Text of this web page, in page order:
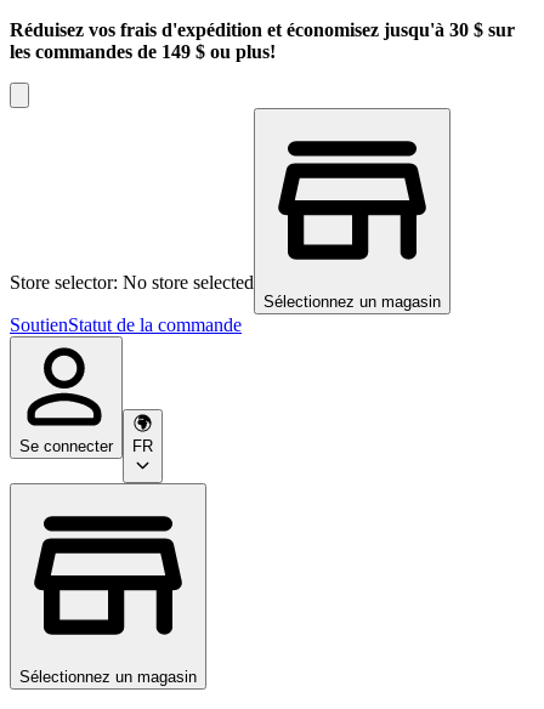
Réduisez vos frais d'expédition et économisez jusqu'à 30 $ sur
les commandes de 149 $ ou plus!
Store selector: No store selected
Sélectionnez un magasin
SoutienStatut de la commande
Se connecter FR
Sélectionnez un magasin